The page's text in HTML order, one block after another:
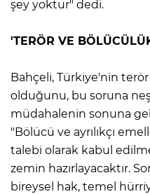
şey yoktur" dedi.
'TERÖR VE
Bahçeli, Türkiye'nin
olduğunu, bu soruna
müdahalenin sonuna
"Bölücü ve ayrılıkçı
talebi olarak kabul
zemin hazırlayacaktır.
bireysel hak, temel